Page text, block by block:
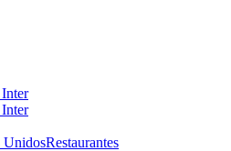
UnidosRestaurantes